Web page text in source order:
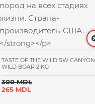
TASTE OF THE WILD SW CANYON
WILD BOAR 2 KG
300 MDL
265 MDL